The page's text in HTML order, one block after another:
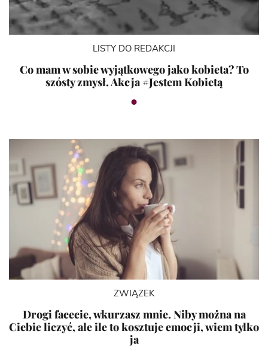
LISTY DO REDAKCJI
Co mam w sobie wyjątkowego jako kobieta? To
szósty zmysł. Akcja #Jestem Kobietą
ZWIĄZEK
Drogi facecie, wkurzasz mnie. Niby można na
Ciebie liczyć, ale ile to kosztuje emocji, wiem tylko
ja